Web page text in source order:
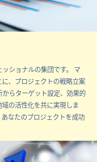
ショナルの集団です。 マ
、プロジェクトの戦略立案
らターゲット設定、効果的
の活性化を共に実現しま
なたのプロジェクトを成功